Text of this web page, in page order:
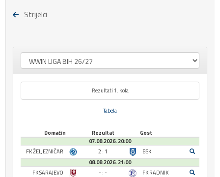
Strijelci
Rezultati 1. kola
Tabela
Domaćin Rezultat
Gost
07.08.2026. 20:00
FK ŽELJEZNIČAR
2 : 1
BSK
08.08.2026. 21:00
FK SARAJEVO
- : -
FK RADNIK